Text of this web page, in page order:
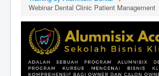
Webinar Dental Clinic Patient Management